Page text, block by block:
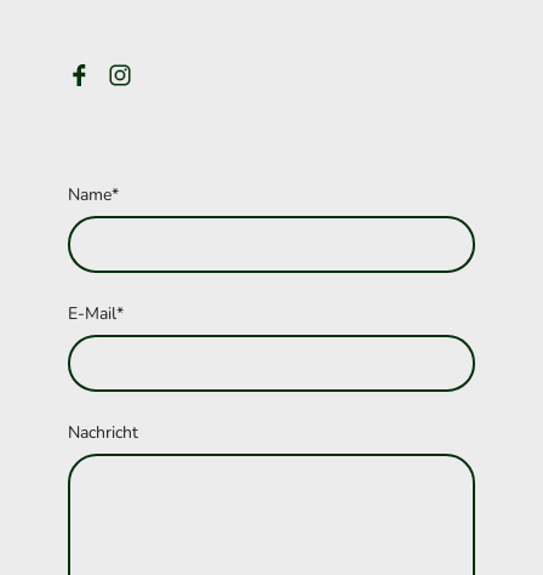
Name*
E-Mail*
Nachricht